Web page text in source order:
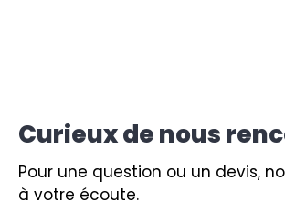
Curieux de nous
Pour une question ou un devis,
à votre écoute.